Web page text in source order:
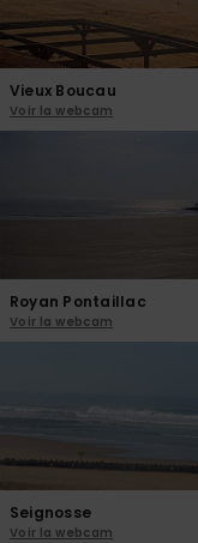
Vieux Boucau
Voir la webcam
Royan Pontaillac
Voir la webcam
Seignosse
Voir la webcam